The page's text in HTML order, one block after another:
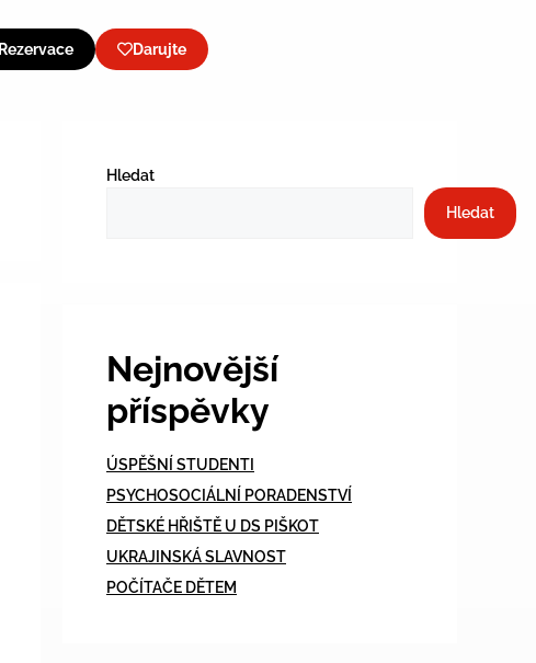
Rezervace
Darujte
Hledat
Hledat
Nejnovější
příspěvky
ÚSPĚŠNÍ STUDENTI
PSYCHOSOCIÁLNÍ PORADENSTVÍ
DĚTSKÉ HŘIŠTĚ U DS PIŠKOT
UKRAJINSKÁ SLAVNOST
POČÍTAČE DĚTEM